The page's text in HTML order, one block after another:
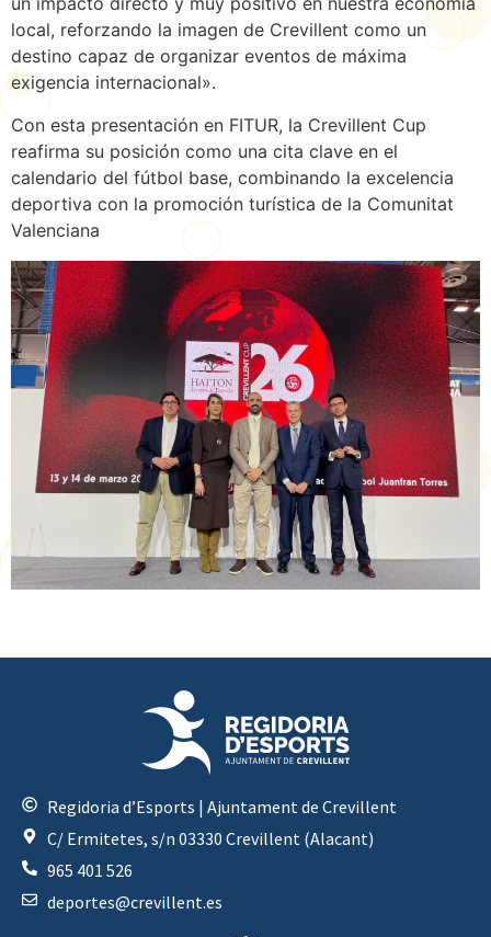
local, reforzando la imagen de Crevillent como un
destino capaz de organizar eventos de máxima
exigencia internacional».
Con esta presentación en FITUR, la Crevillent Cup
reafirma su posición como una cita clave en el
calendario del fútbol base, combinando la excelencia
deportiva con la promoción turística de la Comunitat
Valenciana
Regidoria d’Esports | Ajuntament de Crevillent
C/ Ermitetes, s/n 03330 Crevillent (Alacant)
965 401 526
deportes@crevillent.es